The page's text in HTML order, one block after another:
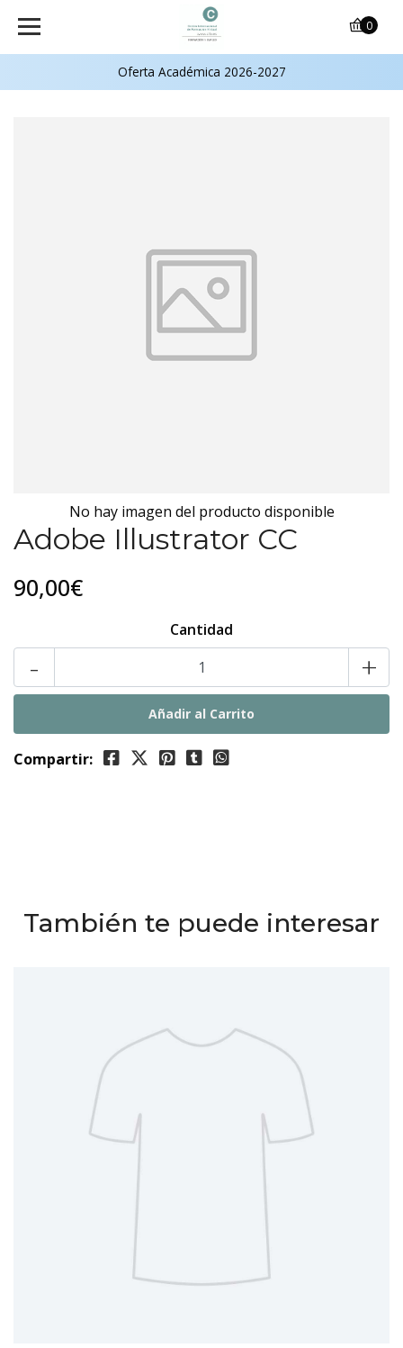
Oferta Académica 2026-2027
0
No hay imagen del producto disponible
Adobe Illustrator CC
90,00€
Cantidad
- +
Compartir:
También te puede interesar